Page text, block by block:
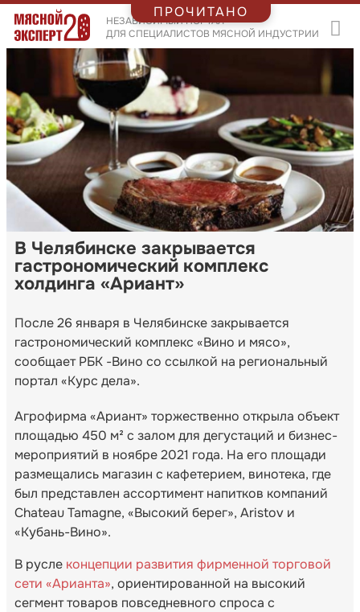
НЕЗАВИСИМЫЙ ПОРТАЛ
ДЛЯ СПЕЦИАЛИСТОВ МЯСНОЙ ИНДУСТРИИ
В Челябинске закрывается
гастрономический комплекс
холдинга «Ариант»
После 26 января в Челябинске закрывается
гастрономический комплекс «Вино и мясо»,
сообщает РБК -Вино со ссылкой на региональный
портал «Курс дела».
Агрофирма «Ариант» торжественно открыла объект
площадью 450 м² c залом для дегустаций и бизнес-
мероприятий в ноябре 2021 года. На его площади
размещались магазин с кафетерием, винотека, где
был представлен ассортимент напитков компаний
Chateau Tamagne, «Высокий берег», Aristov и
«Кубань-Вино».
В русле концепции развития фирменной торговой
сети «Арианта», ориентированной на высокий
сегмент товаров повседневного спроса с
ПРОЧИТАНО